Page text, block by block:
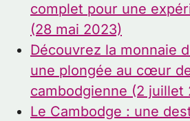
complet pour une
(28 mai 2023)
Découvrez la monnaie
une plongée au cœur
cambodgienne (2 juillet
Le Cambodge : une